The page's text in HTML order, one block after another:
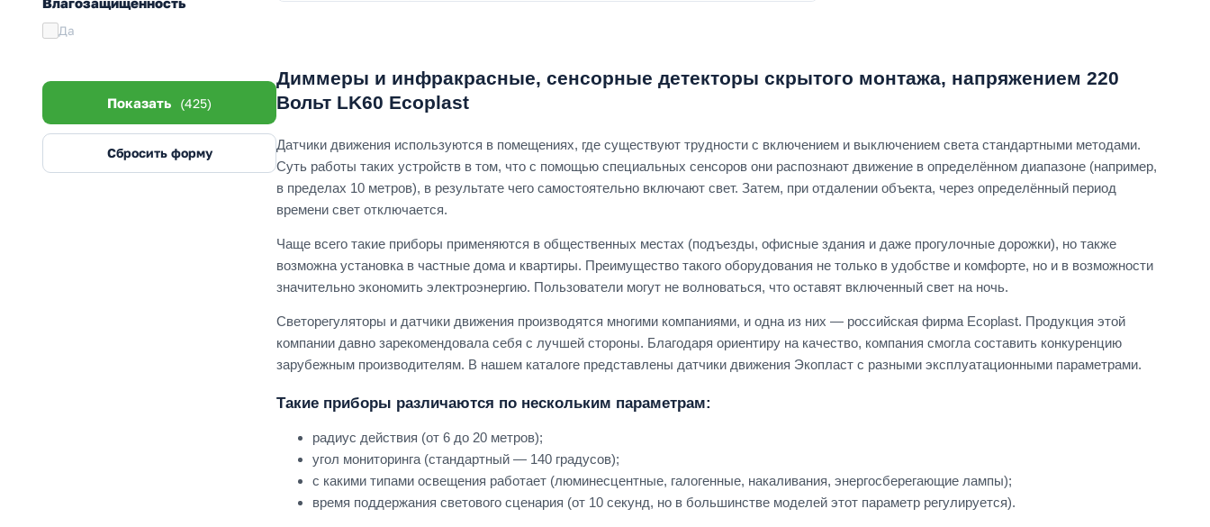
LK60 (Ecoplast)
LK80 (Ecoplast)
Стокгольм (EKF)
Валенсия (EKF)
Минск (EKF)
Эпика (EKF)
Да
Показать (425)
Сбросить форму
Диммеры и инфракрасные, сенсорные детекторы скрытого монтажа, напряжением 220
Вольт LK60 Ecoplast
Датчики движения используются в помещениях, где существуют трудности с включением и выключением света стандартными методами.
Суть работы таких устройств в том, что с помощью специальных сенсоров они распознают движение в определённом диапазоне (например,
в пределах 10 метров), в результате чего самостоятельно включают свет. Затем, при отдалении объекта, через определённый период
времени свет отключается.
Чаще всего такие приборы применяются в общественных местах (подъезды, офисные здания и даже прогулочные дорожки), но также
возможна установка в частные дома и квартиры. Преимущество такого оборудования не только в удобстве и комфорте, но и в возможности
значительно экономить электроэнергию. Пользователи могут не волноваться, что оставят включенный свет на ночь.
Светорегуляторы и датчики движения производятся многими компаниями, и одна из них — российская фирма Ecoplast. Продукция этой
компании давно зарекомендовала себя с лучшей стороны. Благодаря ориентиру на качество, компания смогла составить конкуренцию
зарубежным производителям. В нашем каталоге представлены датчики движения Экопласт с разными эксплуатационными параметрами.
Такие приборы различаются по нескольким параметрам:
радиус действия (от 6 до 20 метров);
угол мониторинга (стандартный — 140 градусов);
с какими типами освещения работает (люминесцентные, галогенные, накаливания, энергосберегающие лампы);
время поддержания светового сценария (от 10 секунд, но в большинстве моделей этот параметр регулируется).